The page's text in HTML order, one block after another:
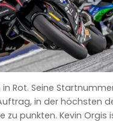
Rot. Seine
in der höchsten
zu punkten. Kevin Orgis